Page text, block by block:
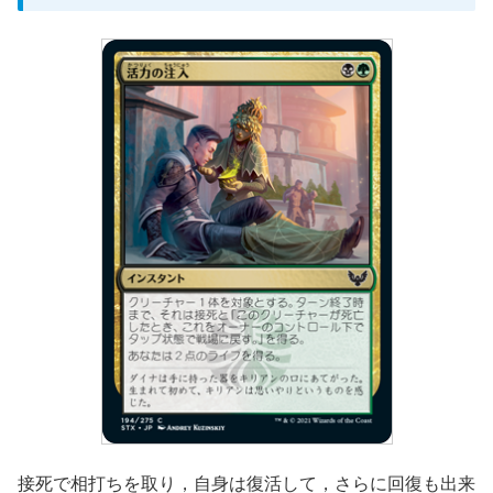
接死で相打ちを取り，自身は復活して，さらに回復も出来